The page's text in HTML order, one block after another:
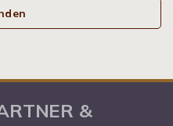
&